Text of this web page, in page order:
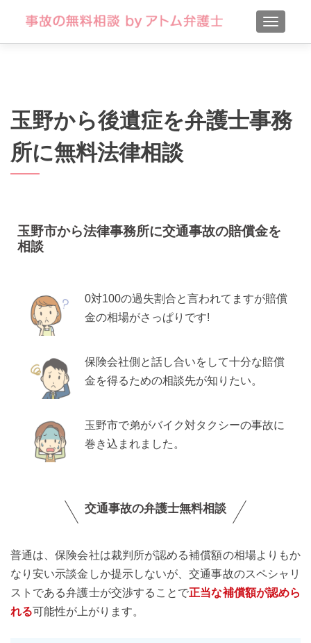
玉野から後遺症を弁護士事務
所に無料法律相談
玉野市から法律事務所に交通事故の賠償金を
相談
0対100の過失割合と言われてますが賠償
金の相場がさっぱりです!
保険会社側と話し合いをして十分な賠償
金を得るための相談先が知りたい。
玉野市で弟がバイク対タクシーの事故に
巻き込まれました。
交通事故の弁護士無料相談
普通は、保険会社は裁判所が認める補償額の相場よりもか
なり安い示談金しか提示しないが、交通事故のスペシャリ
ストである弁護士が交渉することで正当な補償額が認めら
れる可能性が上がります。